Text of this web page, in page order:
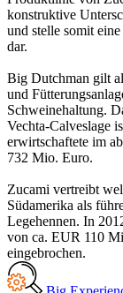
konstruktive
und stelle somit
dar.
Big Dutchman gilt
und
Schweinehaltung.
Vechta-Calveslage
erwirtschaftete im
732 Mio. Euro.
Zucami vertreibt
Südamerika als
Legehennen. In
von ca. EUR 110
eingebrochen.